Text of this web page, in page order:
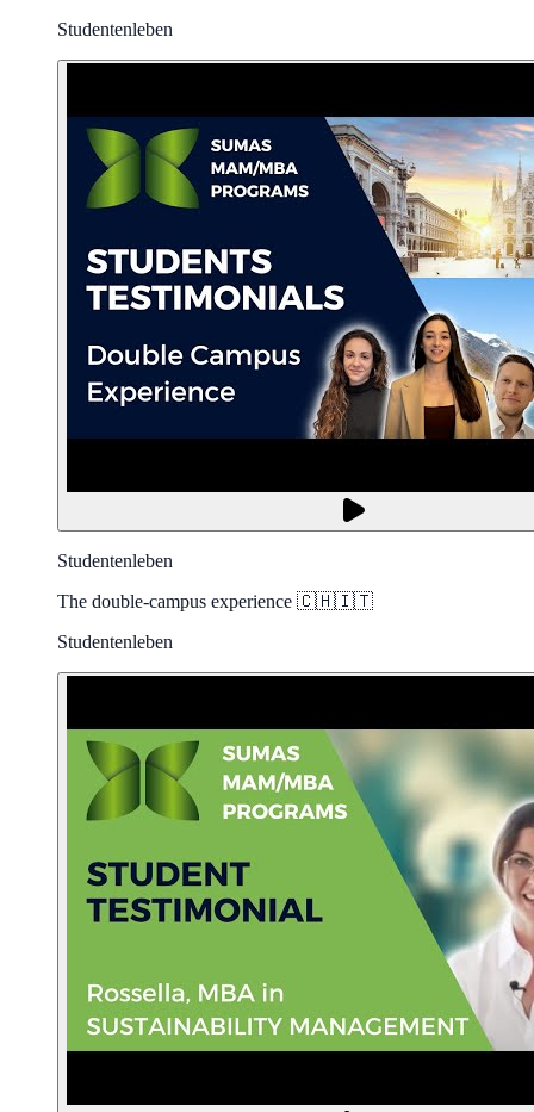
Studentenleben
Studentenleben
The double-campus experience 🇨🇭🇮🇹
Studentenleben